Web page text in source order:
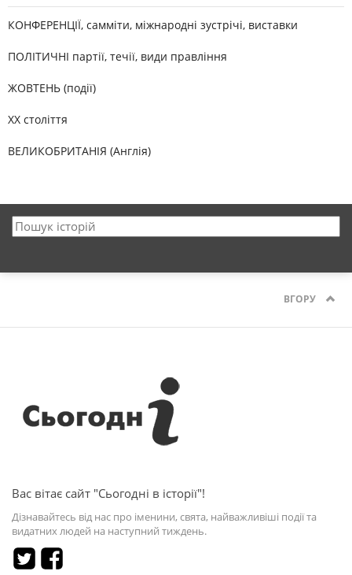
КОНФЕРЕНЦІЇ, самміти, міжнародні зустрічі, виставки
ПОЛІТИЧНІ партії, течії, види правління
ЖОВТЕНЬ (події)
XX століття
ВЕЛИКОБРИТАНІЯ (Англія)
ВГОРУ
Вас вітає сайт "Сьогодні в історії"!
Дізнавайтесь від нас про іменини, свята, найважливіші події та
видатних людей на наступний тиждень.